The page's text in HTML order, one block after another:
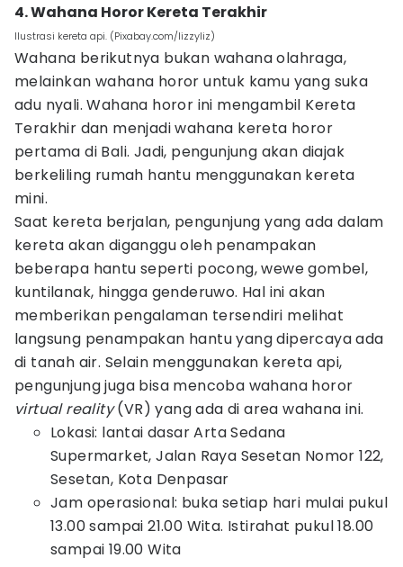
4. Wahana Horor Kereta Terakhir
Ilustrasi kereta api. (Pixabay.com/lizzyliz)
Wahana berikutnya bukan wahana olahraga,
melainkan wahana horor untuk kamu yang suka
adu nyali. Wahana horor ini mengambil Kereta
Terakhir dan menjadi wahana kereta horor
pertama di Bali. Jadi, pengunjung akan diajak
berkeliling rumah hantu menggunakan kereta
mini.
Saat kereta berjalan, pengunjung yang ada dalam
kereta akan diganggu oleh penampakan
beberapa hantu seperti pocong, wewe gombel,
kuntilanak, hingga genderuwo. Hal ini akan
memberikan pengalaman tersendiri melihat
langsung penampakan hantu yang dipercaya ada
di tanah air. Selain menggunakan kereta api,
pengunjung juga bisa mencoba wahana horor
virtual reality(VR) yang ada di area wahana ini.
Lokasi: lantai dasar Arta Sedana
Supermarket, Jalan Raya Sesetan Nomor 122,
Sesetan, Kota Denpasar
Jam operasional: buka setiap hari mulai pukul
13.00 sampai 21.00 Wita. Istirahat pukul 18.00
sampai 19.00 Wita